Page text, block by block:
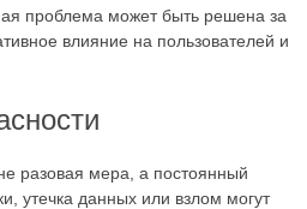
проблема может быть решена за
влияние на пользователей и
разовая мера, а постоянный
утечка данных или взлом могут